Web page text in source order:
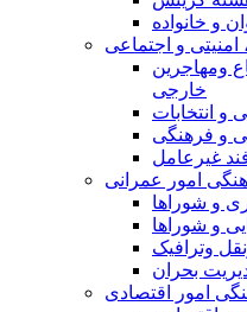
و خانواده
و اجتماعی
ومهاجرین
خارجی
و انتخابات
و فرهنگی
غیرعامل
امور عمرانی
و شوراها
و شوراها
وترافيک
بحران
امور اقتصادی